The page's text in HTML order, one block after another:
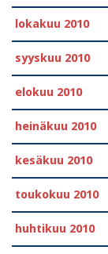
lokakuu 2010
syyskuu 2010
elokuu 2010
heinäkuu 2010
kesäkuu 2010
toukokuu 2010
huhtikuu 2010